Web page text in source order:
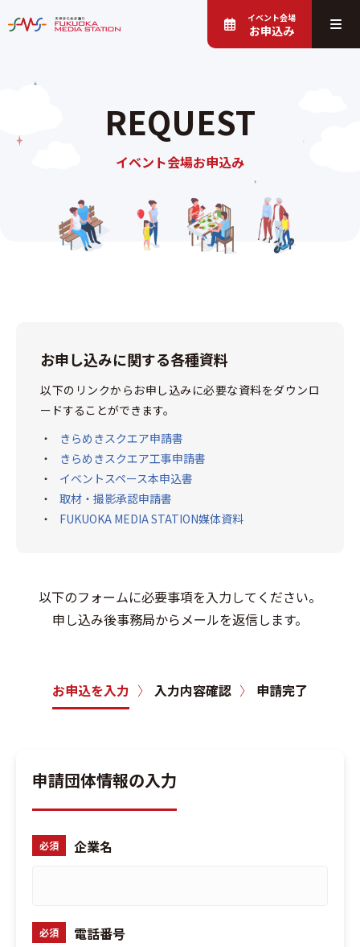
イベント会場
お申込み
REQUEST
イベント会場お申込み
お申し込みに関する各種資料
以下のリンクからお申し込みに必要な資料をダウンロ
ードすることができます。
きらめきスクエア申請書
きらめきスクエア工事申請書
イベントスペース本申込書
取材・撮影承認申請書
FUKUOKA MEDIA STATION媒体資料
以下のフォームに必要事項を入力してください。
申し込み後事務局からメールを返信します。
お申込を入力 入力内容確認 申請完了
申請団体情報の入力
必須 企業名
必須 電話番号